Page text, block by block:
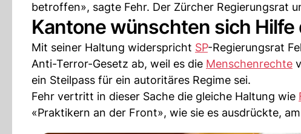
betroffen», sagte Fehr. Der Zürcher Regierungsrat
Kantone wünschten sich Hilfe
Mit seiner Haltung widerspricht SP-Regierungsrat
Anti-Terror-Gesetz ab, weil es die Menschenrechte
ein Steilpass für ein autoritäres Regime sei.
Fehr vertritt in dieser Sache die gleiche Haltung wie
«Praktikern an der Front», wie sie es ausdrückte,